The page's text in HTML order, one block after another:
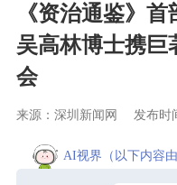
《资治通鉴》
吴高林博士携巨
会
来源：深圳新闻网 发布时
AI视界 （以下内容